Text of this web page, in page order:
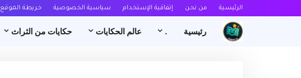
الرئيسية من نحن إتفاقية الإستخدام سياسية الخصوصية خريطة الموقع
رئيسية . عالم الحكايات حكايات من الثراث